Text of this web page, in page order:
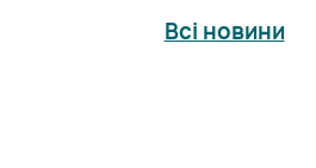
Всі новини